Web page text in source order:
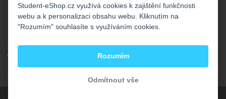
VAŠE OBJEDNÁVKY
Copyright © 2013 - 2026 Student-eShop.cz
Student-eShop.cz využívá cookies k zajištění funkčnosti
webu a k personalizaci obsahu webu. Kliknutím na
"Rozumím" souhlasíte s využíváním cookies.
Rozumím
Odmítnout vše